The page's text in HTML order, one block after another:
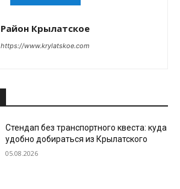
Район Крылатское
https://www.krylatskoe.com
Стендап без транспортного квеста: куда
удобно добираться из Крылатского
05.08.2026